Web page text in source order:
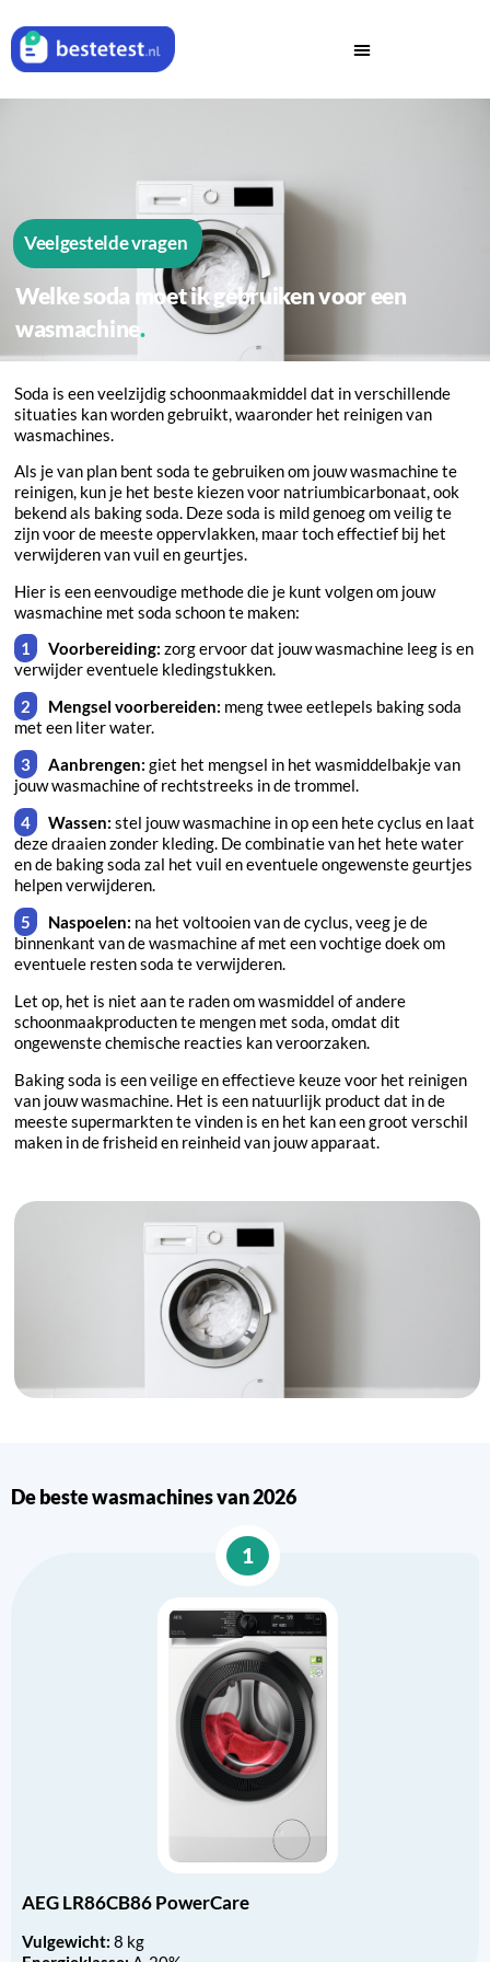
Veelgestelde vragen
Welke soda moet ik gebruiken voor een
wasmachine
Soda is een veelzijdig schoonmaakmiddel dat in verschillende
situaties kan worden gebruikt, waaronder het reinigen van
wasmachines.
Als je van plan bent soda te gebruiken om jouw wasmachine te
reinigen, kun je het beste kiezen voor natriumbicarbonaat, ook
bekend als baking soda. Deze soda is mild genoeg om veilig te
zijn voor de meeste oppervlakken, maar toch effectief bij het
verwijderen van vuil en geurtjes.
Hier is een eenvoudige methode die je kunt volgen om jouw
wasmachine met soda schoon te maken:
Voorbereiding: zorg ervoor dat jouw wasmachine leeg is en
verwijder eventuele kledingstukken.
Mengsel voorbereiden: meng twee eetlepels baking soda
met een liter water.
Aanbrengen: giet het mengsel in het wasmiddelbakje van
jouw wasmachine of rechtstreeks in de trommel.
Wassen: stel jouw wasmachine in op een hete cyclus en laat
deze draaien zonder kleding. De combinatie van het hete water
en de baking soda zal het vuil en eventuele ongewenste geurtjes
helpen verwijderen.
Naspoelen: na het voltooien van de cyclus, veeg je de
binnenkant van de wasmachine af met een vochtige doek om
eventuele resten soda te verwijderen.
Let op, het is niet aan te raden om wasmiddel of andere
schoonmaakproducten te mengen met soda, omdat dit
ongewenste chemische reacties kan veroorzaken.
Baking soda is een veilige en effectieve keuze voor het reinigen
van jouw wasmachine. Het is een natuurlijk product dat in de
meeste supermarkten te vinden is en het kan een groot verschil
maken in de frisheid en reinheid van jouw apparaat.
De beste wasmachines van 2026
1
AEG LR86CB86 PowerCare
Vulgewicht: 8 kg